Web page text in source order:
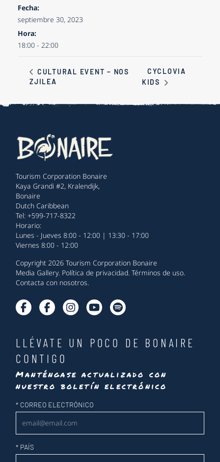
Fecha:
septiembre 30, 2023
Hora:
18:00 - 22:00
CULTURAL EVENT – NOS
ZJILEA
CYCLOVIA
KIDS
Tourism Corporation Bonaire
Kaya Grandi #2, Kralendijk,
Bonaire
Dutch Caribbean
Tel: +599-717-8322
Horario:
Lunes - Jueves 8:00 - 12:00 | 13:30 - 17:00
Viernes 8:00 - 12:00
Copyright 2026 Tourism Corporation Bonaire
Media Gallery. Política de privacidad. Términos de uso.
Contacta con nosotros.
LLÉVATE UN POCO DE BONAIRE
CONTIGO
Manténgase actualizado con
nuestro boletín electrónico
Newsletter
* CORREO ELECTRÓNICO
* PAÍS